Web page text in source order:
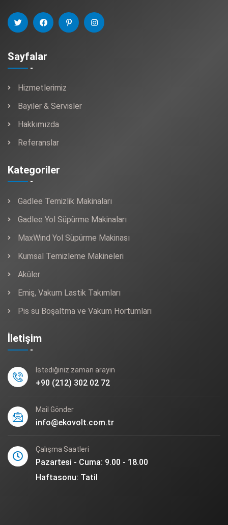
Sayfalar
Hizmetlerimiz
Bayiler & Servisler
Hakkımızda
Referanslar
Kategoriler
Gadlee Temizlik Makinaları
Gadlee Yol Süpürme Makinaları
MaxWind Yol Süpürme Makinası
Kumsal Temizleme Makineleri
Aküler
Emiş, Vakum Lastik Takımları
Pis su Boşaltma ve Vakum Hortumları
İletişim
İstediğiniz zaman arayın
+90 (212) 302 02 72
Mail Gönder
info@ekovolt.com.tr
Çalışma Saatleri
Pazartesi - Cuma: 9.00 - 18.00
Haftasonu: Tatil